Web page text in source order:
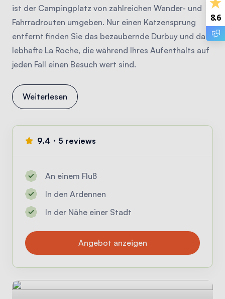
ist der Campingplatz von zahlreichen Wander- und
Fahrradrouten umgeben. Nur einen Katzensprung
entfernt finden Sie das bezaubernde Durbuy und das
lebhafte La Roche, die während Ihres Aufenthalts auf
jeden Fall einen Besuch wert sind.
Weiterlesen
9.4・5 reviews
An einem Fluß
In den Ardennen
In der Nähe einer Stadt
Angebot anzeigen
8.6